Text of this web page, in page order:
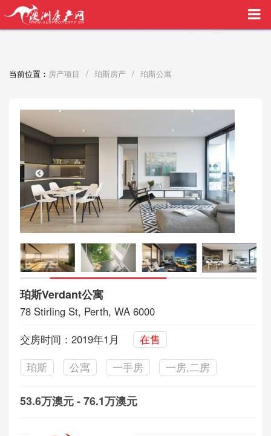
买家中介VIP服务，助您安心购房
当前位置： 房产项目 / 珀斯房产 / 珀斯公寓
珀斯Verdant公寓
78 Stirling St, Perth, WA 6000
交房时间：2019年1月
在售
珀斯
公寓 一手房 一房,二房
53.6万澳元 - 76.1万澳元